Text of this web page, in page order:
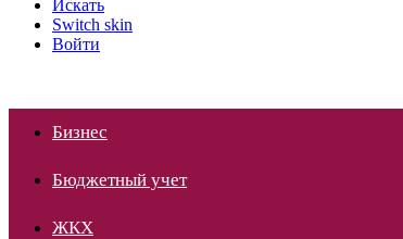
Искать
Switch skin
Войти
Бизнес
Бюджетный учет
ЖКХ